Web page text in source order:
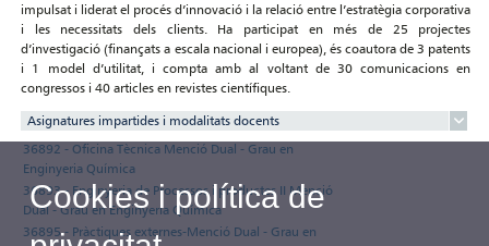
impulsat i liderat el procés d’innovació i la relació entre l’estratègia corporativa
i les necessitats dels clients. Ha participat en més de 25 projectes
d’investigació (finançats a escala nacional i europea), és coautora de 3 patents
i 1 model d’utilitat, i compta amb al voltant de 30 comunicacions en
congressos i 40 articles en revistes científiques.
Asignatures impartides i modalitats docents
36892 - Oficina Tècnica Menció Dual - Grau en
Enginyeria Química
36893 - Enginyeria de Processos i productes II Menció
Dual - Grau en Enginyeria Química
36895 - Pràctiques externes-Menció Dual - Grau en
Cookies i política de